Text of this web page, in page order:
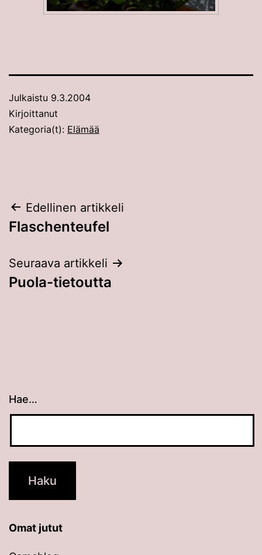
Julkaistu 9.3.2004
Kirjoittanut
Kategoria(t): Elämää
Artikkelien
selaus
Edellinen artikkeli
Flaschenteufel
Seuraava artikkeli
Puola-tietoutta
Hae…
Kun tuloksia tulee, voit selata niitä
Omat jutut